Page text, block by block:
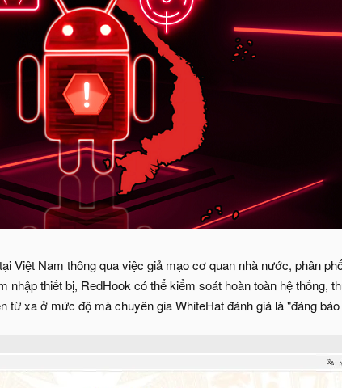
Việt Nam thông qua việc giả mạo cơ quan nhà nước, phân
thiết bị, RedHook có thể kiểm soát hoàn toàn hệ thống,
từ xa ở mức độ mà chuyên gia WhiteHat đánh giá là "đáng báo